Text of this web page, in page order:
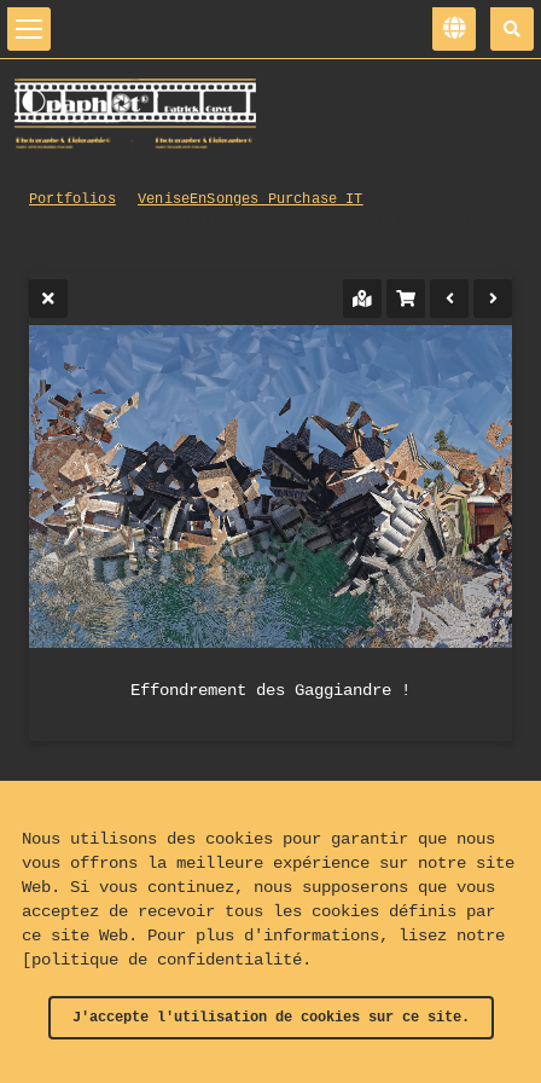
Portfolios
VeniseEnSonges_Purchase_IT
Effondrement des Gaggiandre !
Nous utilisons des cookies pour garantir que nous
vous offrons la meilleure expérience sur notre site
Web. Si vous continuez, nous supposerons que vous
acceptez de recevoir tous les cookies définis par
ce site Web. Pour plus d'informations, lisez notre
[politique de confidentialité.
J'accepte l'utilisation de cookies sur ce site.